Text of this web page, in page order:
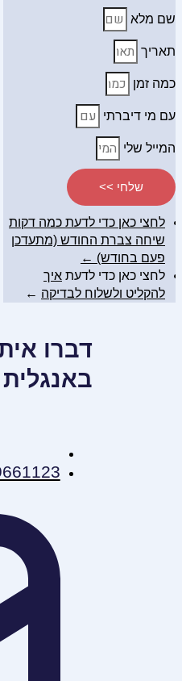
שם מלא
תאריך
כמה זמן
עם מי דיברתי
המייל שלי
שלחי >>
לחצי כאן כדי לדעת כמה דקות
שיחה צברת החודש (מתעדכן
פעם בחודש) ←
לחצי כאן כדי לדעת איך
להקליט ולשלוח לבדיקה ←
דברו